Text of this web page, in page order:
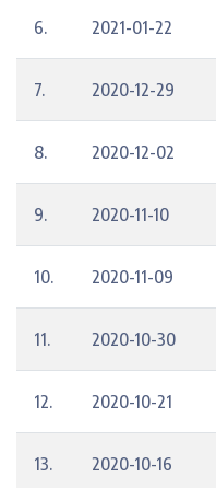
6. 2021-01-22
7. 2020-12-29
8. 2020-12-02
9. 2020-11-10
10. 2020-11-09
11. 2020-10-30
12. 2020-10-21
13. 2020-10-16